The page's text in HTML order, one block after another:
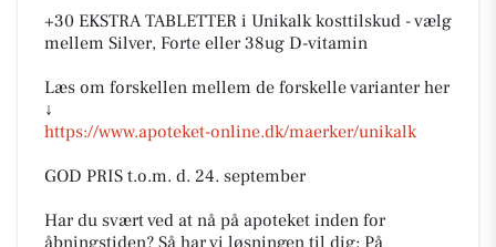
+30 EKSTRA TABLETTER i Unikalk kosttilskud - vælg
mellem Silver, Forte eller 38ug D-vitamin
Læs om forskellen mellem de forskelle varianter her
↓
https://www.apoteket-online.dk/maerker/unikalk
GOD PRIS t.o.m. d. 24. september
Har du svært ved at nå på apoteket inden for
åbningstiden? Så har vi løsningen til dig: På